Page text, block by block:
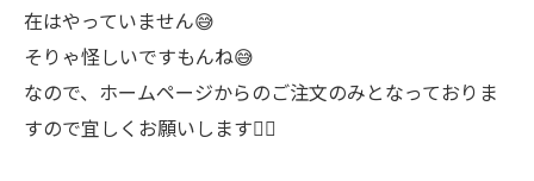
在はやっていません😅
そりゃ怪しいですもんね😅
なので、ホームページからのご注文のみとなっておりま
すので宜しくお願いします🙇‍♂